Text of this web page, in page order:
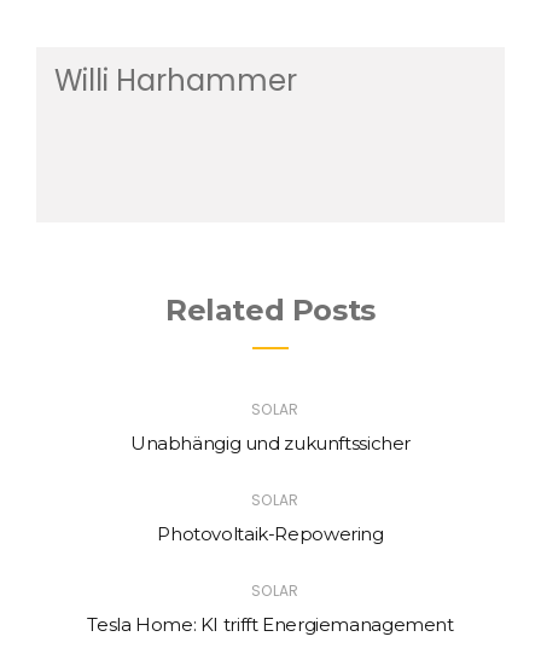
Willi Harhammer
Related Posts
SOLAR
Unabhängig und zukunftssicher
SOLAR
Photovoltaik-Repowering
SOLAR
Tesla Home: KI trifft Energiemanagement